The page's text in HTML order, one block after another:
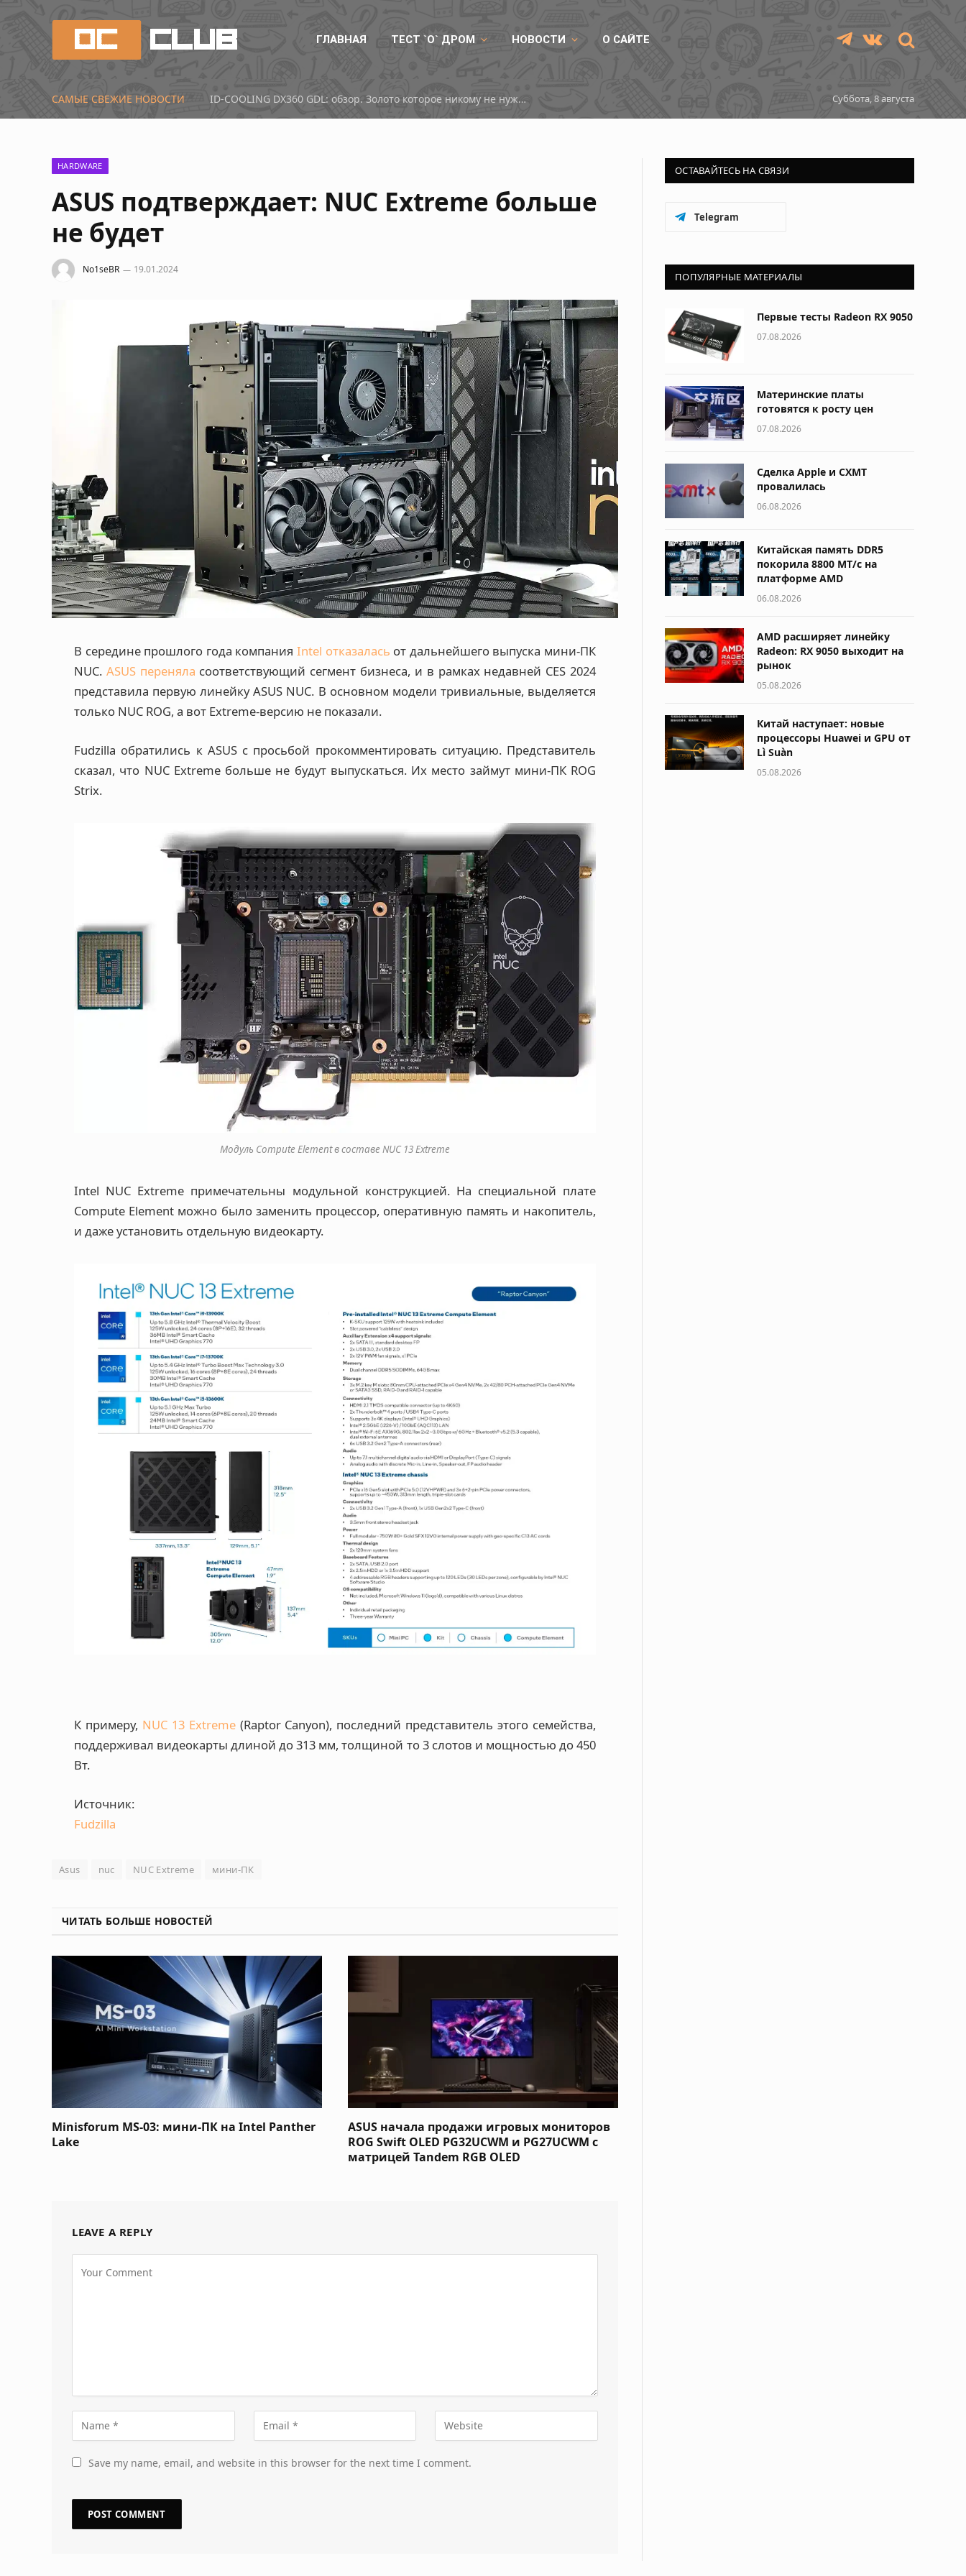
ГЛАВНАЯ ТЕСТ `О` ДРОМ НОВОСТИ О САЙТЕ TelegramVKontakte
САМЫЕ СВЕЖИЕ НОВОСТИ Первые тесты Radeon RX 9050 Суббота, 8 августа
HARDWARE
ASUS подтверждает: NUC Extreme больше
не будет
No1seBR 19.01.2024
В середине прошлого года компания Intel отказалась от дальнейшего выпуска мини-ПК
NUC. ASUS переняла соответствующий сегмент бизнеса, и в рамках недавней CES 2024
представила первую линейку ASUS NUC. В основном модели тривиальные, выделяется
только NUC ROG, а вот Extreme-версию не показали.
Fudzilla обратились к ASUS с просьбой прокомментировать ситуацию. Представитель
сказал, что NUC Extreme больше не будут выпускаться. Их место займут мини-ПК ROG
Strix.
Модуль Compute Element в составе NUC 13 Extreme
Intel NUC Extreme примечательны модульной конструкцией. На специальной плате
Compute Element можно было заменить процессор, оперативную память и накопитель,
и даже установить отдельную видеокарту.
К примеру, NUC 13 Extreme(Raptor Canyon), последний представитель этого семейства,
поддерживал видеокарты длиной до 313 мм, толщиной то 3 слотов и мощностью до 450
Вт.
Источник:
Fudzilla
Asus nuc NUC Extreme мини-ПК
ЧИТАТЬ БОЛЬШЕ НОВОСТЕЙ
Minisforum MS-03: мини-ПК на Intel Panther
Lake
ASUS начала продажи игровых мониторов
ROG Swift OLED PG32UCWM и PG27UCWM с
матрицей Tandem RGB OLED
LEAVE A REPLY
Save my name, email, and website in this browser for the next time I comment.
ОСТАВАЙТЕСЬ НА СВЯЗИ
Telegram
ПОПУЛЯРНЫЕ МАТЕРИАЛЫ
Первые тесты Radeon RX 9050
07.08.2026
Материнские платы
готовятся к росту цен
07.08.2026
Сделка Apple и CXMT
провалилась
06.08.2026
Китайская память DDR5
покорила 8800 МТ/с на
платформе AMD
06.08.2026
AMD расширяет линейку
Radeon: RX 9050 выходит на
рынок
05.08.2026
Китай наступает: новые
процессоры Huawei и GPU от
Lì Suàn
05.08.2026